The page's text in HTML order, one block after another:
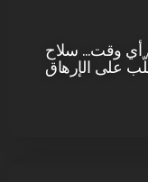
أي وقت… سلاح
على الإرهاق